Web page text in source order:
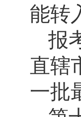
能转
报
直辖
一批